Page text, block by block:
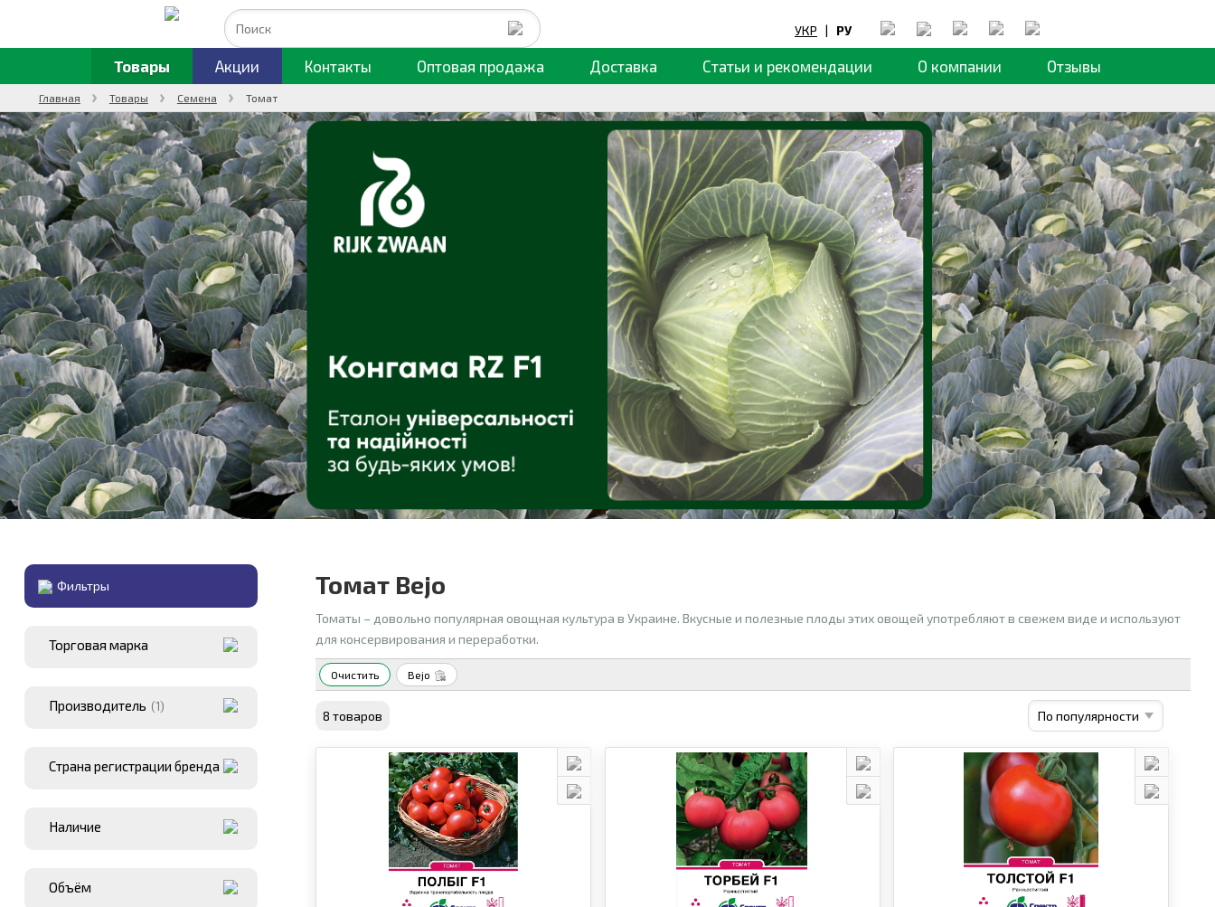
УКР | РУ
Товары Акции Контакты Оптовая продажа Доставка Статьи и рекомендации О компании Отзывы
Главная Товары Семена Томат
Фильтры
Торговая марка
Производитель (1)
Страна регистрации бренда
Наличие
Объём
Томат Bejo
Томаты – довольно популярная овощная культура в Украине. Вкусные и полезные плоды этих овощей употребляют в свежем виде и используют
для консервирования и переработки.
Очистить Bejo
8 товаров